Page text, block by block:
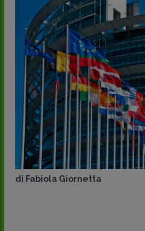
di Fabiola Giornetta